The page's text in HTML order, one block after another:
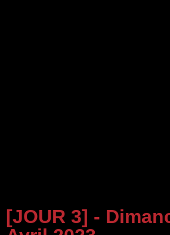
[JOUR 3] -